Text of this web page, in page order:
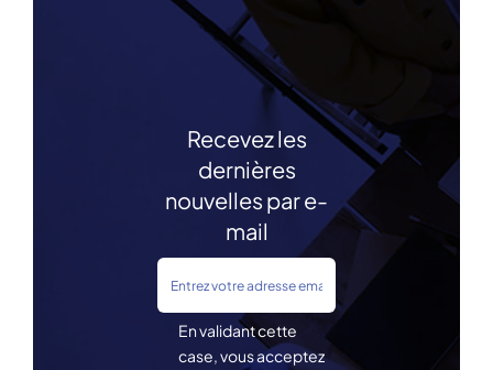
Recevez les
dernières
nouvelles par e-
mail
En validant cette
case, vous acceptez